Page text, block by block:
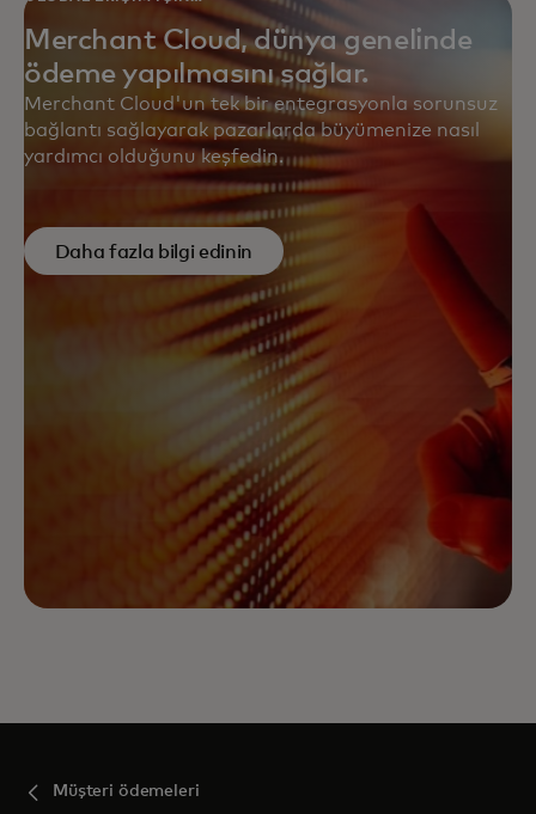
TASARLANDI
Merchant Cloud, dünya genelinde
ödeme yapılmasını sağlar.
Merchant Cloud'un tek bir entegrasyonla sorunsuz
bağlantı sağlayarak pazarlarda büyümenize nasıl
yardımcı olduğunu keşfedin.
Daha fazla bilgi edinin
Müşteri ödemeleri